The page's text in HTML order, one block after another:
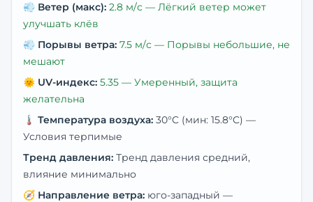
💨 Ветер (макс): 2.8 м/с — Лёгкий ветер может
улучшать клёв
💨 Порывы ветра: 7.5 м/с — Порывы небольшие, не
мешают
🌞 UV-индекс: 5.35 — Умеренный, защита
желательна
🌡️ Температура воздуха: 30°C (мин: 15.8°C) —
Условия терпимые
Тренд давления: Тренд давления средний,
влияние минимально
🧭 Направление ветра: юго-западный —